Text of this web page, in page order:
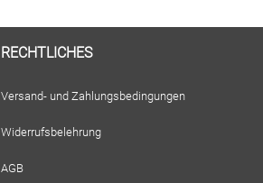
RECHTLICHES
Versand- und Zahlungsbedingungen
Widerrufsbelehrung
AGB